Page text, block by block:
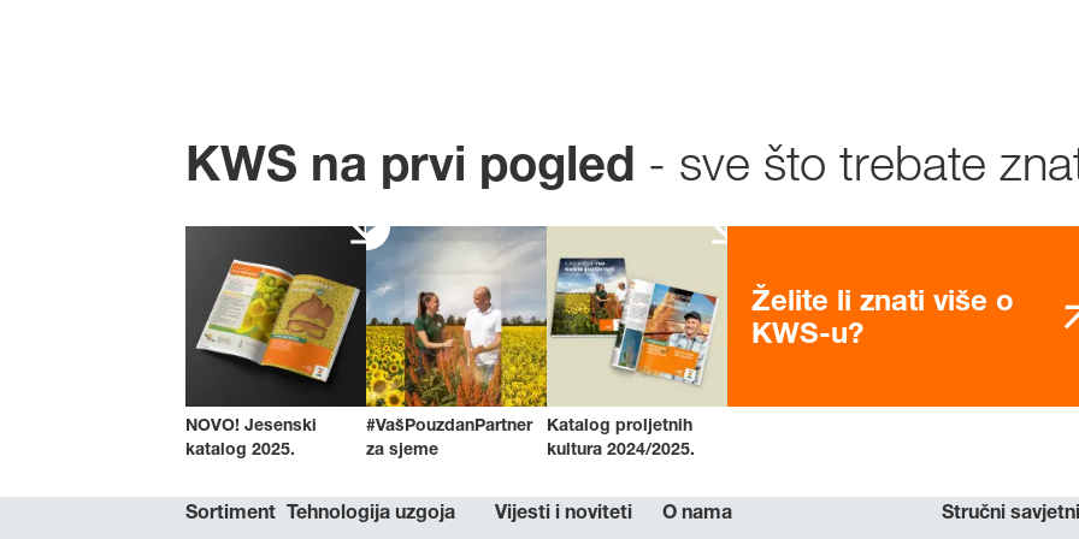
KWS na prvi pogled - sve što trebate
NOVO! Jesenski
katalog 2025.
#VašPouzdanPartner
za sjeme
Katalog proljetnih
kultura 2024/2025.
Želite li znati više o
KWS-u?
Sortiment Tehnologija uzgoja Vijesti i noviteti O nama Stručni